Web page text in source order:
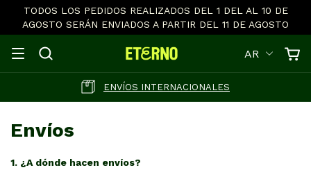
TODOS LOS PEDIDOS REALIZADOS DEL 1 DEL AL 10 DE
AGOSTO SERÁN ENVIADOS A PARTIR DEL 11 DE AGOSTO
AR
ENVÍOS INTERNACIONALES
Envíos
1. ¿A dónde hacen envíos?